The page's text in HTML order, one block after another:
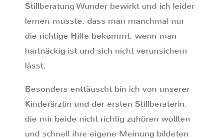
Stillberatung Wunder bewirkt und ich leider
lernen musste, dass man manchmal nur
die richtige Hilfe bekommt, wenn man
hartnäckig ist und sich nicht verunsichern
lässt.
Besonders enttäuscht bin ich von unserer
Kinderärztin und der ersten Stillberaterin,
die mir beide nicht richtig zuhören wollten
und schnell ihre eigene Meinung bildeten